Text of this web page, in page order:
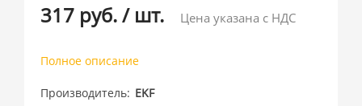
317 руб./ шт. Цена указана с НДС
Полное описание
Производитель EKF